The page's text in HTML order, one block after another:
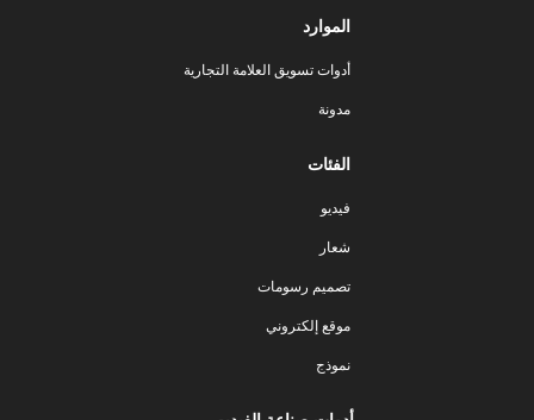
الموارد
أدوات تسويق العلامة التجارية
مدونة
الفئات
فيديو
شعار
تصميم رسومات
موقع إلكتروني
نموذج